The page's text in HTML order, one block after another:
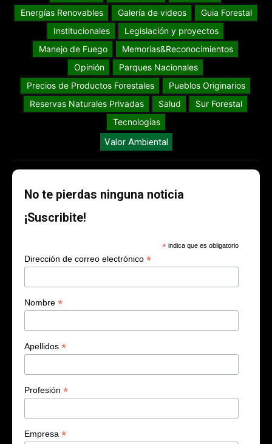
Energías Renovables
Galería de videos
Guia Forestal
Institucionales
Legislación y proyectos
Manejo de Fuego
Memorias&Reconocimientos
Opinión
Parques Nacionales
Precios de Productos Forestales
Pueblos Originarios
Reservas Naturales Privadas
Salud
Sur Forestal
Tecnologías
Valor Ambiental
No te pierdas ninguna noticia
¡Suscribite!
* indica que es obligatorio
Dirección de correo electrónico *
Nombre *
Apellidos *
Profesión *
Empresa *